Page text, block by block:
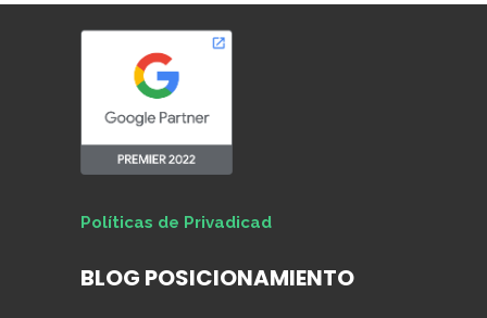
Políticas de Privadicad
BLOG POSICIONAMIENTO